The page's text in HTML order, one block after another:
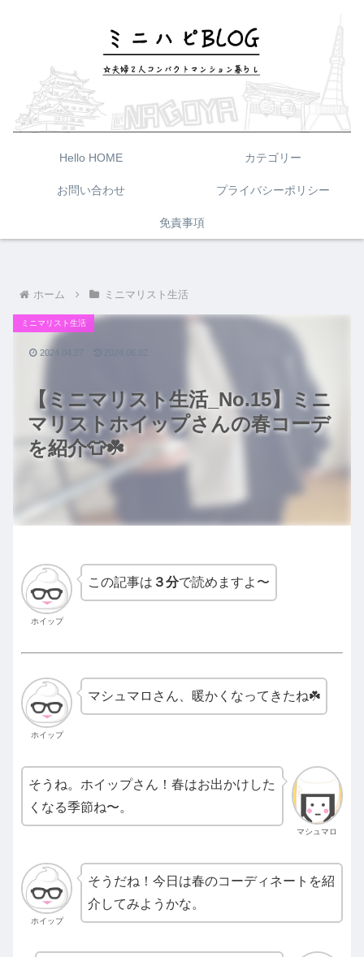
Hello HOME カテゴリー
お問い合わせ プライバシーポリシー
免責事項
ホーム ミニマリスト生活
【ミニマリスト生活_No.15】ミニ
マリストホイップさんの春コーデ
を紹介👕☘️
ミニマリスト生活
2024.04.27
ホイップ
この記事は ３分で読めますよ〜
ホイップ
マシュマロさん、暖かくなってきたね☘️
マシュマロ
そうね。ホイップさん！春はお出かけした
くなる季節ね〜。
ホイップ
そうだね！今日は春のコーディネートを紹
介してみようかな。